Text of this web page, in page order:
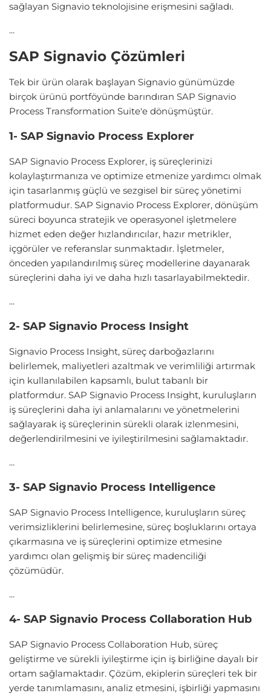
sağlayan Signavio teknolojisine erişmesini sağladı.
...
SAP Signavio Çözümleri
Tek bir ürün olarak başlayan Signavio günümüzde
birçok ürünü portföyünde barındıran SAP Signavio
Process Transformation Suite'e dönüşmüştür.
1- SAP Signavio Process Explorer
SAP Signavio Process Explorer, iş süreçlerinizi
kolaylaştırmanıza ve optimize etmenize yardımcı olmak
için tasarlanmış güçlü ve sezgisel bir süreç yönetimi
platformudur. SAP Signavio Process Explorer, dönüşüm
süreci boyunca stratejik ve operasyonel işletmelere
hizmet eden değer hızlandırıcılar, hazır metrikler,
içgörüler ve referanslar sunmaktadır. İşletmeler,
önceden yapılandırılmış süreç modellerine dayanarak
süreçlerini daha iyi ve daha hızlı tasarlayabilmektedir.
...
2- SAP Signavio Process Insight
Signavio Process Insight, süreç darboğazlarını
belirlemek, maliyetleri azaltmak ve verimliliği artırmak
için kullanılabilen kapsamlı, bulut tabanlı bir
platformdur. SAP Signavio Process Insight, kuruluşların
iş süreçlerini daha iyi anlamalarını ve yönetmelerini
sağlayarak iş süreçlerinin sürekli olarak izlenmesini,
değerlendirilmesini ve iyileştirilmesini sağlamaktadır.
...
3- SAP Signavio Process Intelligence
SAP Signavio Process Intelligence, kuruluşların süreç
verimsizliklerini belirlemesine, süreç boşluklarını ortaya
çıkarmasına ve iş süreçlerini optimize etmesine
yardımcı olan gelişmiş bir süreç madenciliği
çözümüdür.
...
4- SAP Signavio Process Collaboration Hub
SAP Signavio Process Collaboration Hub, süreç
geliştirme ve sürekli iyileştirme için iş birliğine dayalı bir
ortam sağlamaktadır. Çözüm, ekiplerin süreçleri tek bir
yerde tanımlamasını, analiz etmesini, işbirliği yapmasını